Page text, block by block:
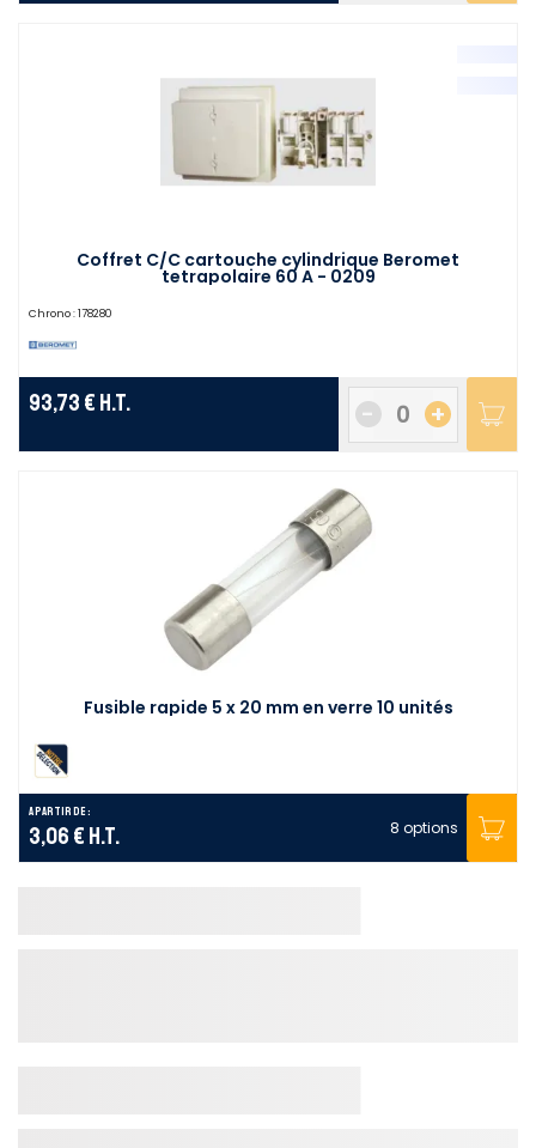
Coffret C/C cartouche cylindrique Beromet
tetrapolaire 60 A - 0209
Chrono : 178280
93,73 € H.T. +
-
Fusible rapide 5 x 20 mm en verre 10 unités
A partir de :
3,06 € H.T. 8 options